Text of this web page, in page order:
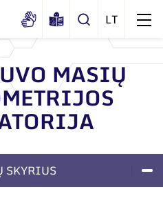
skyriai
MASIŲ
SKYRIUS